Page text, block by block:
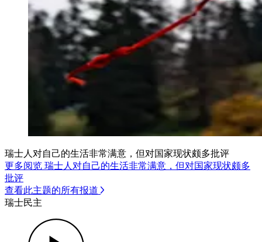
瑞士人对自己的生活非常满意，但对国家现状颇多批评
更多阅览 瑞士人对自己的生活非常满意，但对国家现状颇多
批评
查看此主题的所有报道
瑞士民主